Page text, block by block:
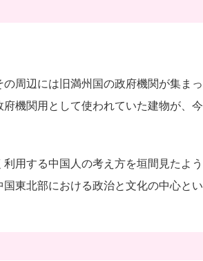
周辺には旧満州国の政府機関が集まっ
機関用として使われていた建物が、今
用する中国人の考え方を垣間見たよう
東北部における政治と文化の中心とい